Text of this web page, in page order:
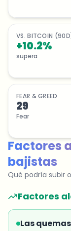
VS. BITCOIN
+10.2%
supera
FEAR & GREED
29
Fear
Factores
bajistas
Qué podría subir
Factores
Las